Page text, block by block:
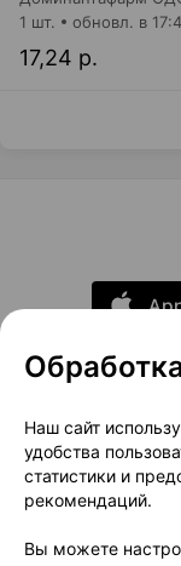
17,24 р.
1 шт. обновл. в
О
Размещение
Способы
Наш сайт
удобства
статистики и
рекомендаций.
Вы можете